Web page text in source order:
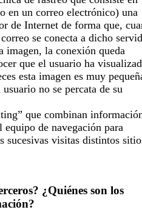
en un correo electrónico) una
de Internet de forma que,
se conecta a dicho
imagen, la conexión queda
que el usuario ha
esta imagen es muy
no se percata de su
que combinan
de navegación para
sucesivas visitas distintos
¿Quiénes son los